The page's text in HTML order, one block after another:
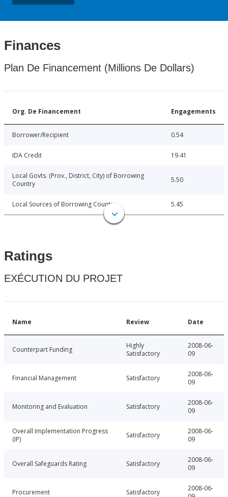
Finances
Plan De Financement (Millions De Dollars)
Org. De Financement Engagements
Borrower/Recipient 0.54
IDA Credit 19.41
Local Govts. (Prov., District, City) of Borrowing
Country
5.50
Local Sources of Borrowing Country 5.45
Ratings
EXÉCUTION DU PROJET
Name Review Date
Counterpart Funding
Highly
Satisfactory
2008-06-
09
Financial Management Satisfactory
2008-06-
09
Monitoring and Evaluation Satisfactory
2008-06-
09
Overall Implementation Progress
(IP)
Satisfactory
2008-06-
09
Overall Safeguards Rating Satisfactory
2008-06-
09
Procurement Satisfactory
2008-06-